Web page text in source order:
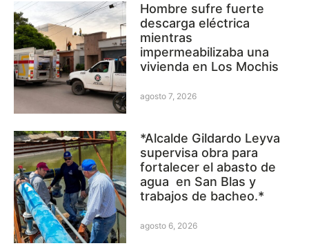
Hombre sufre fuerte
descarga eléctrica
mientras
impermeabilizaba una
vivienda en Los Mochis
agosto 7, 2026
*Alcalde Gildardo Leyva
supervisa obra para
fortalecer el abasto de
agua en San Blas y
trabajos de bacheo.*
agosto 6, 2026